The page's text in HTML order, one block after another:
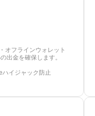
オフラインウォレット
出金を確保します。
イジャック防止